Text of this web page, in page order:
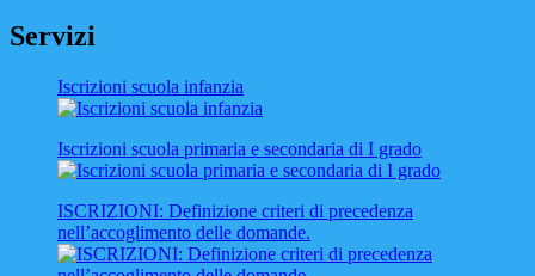
Servizi
Iscrizioni scuola infanzia
Iscrizioni scuola primaria e secondaria di I grado
ISCRIZIONI: Definizione criteri di precedenza
nell’accoglimento delle domande.